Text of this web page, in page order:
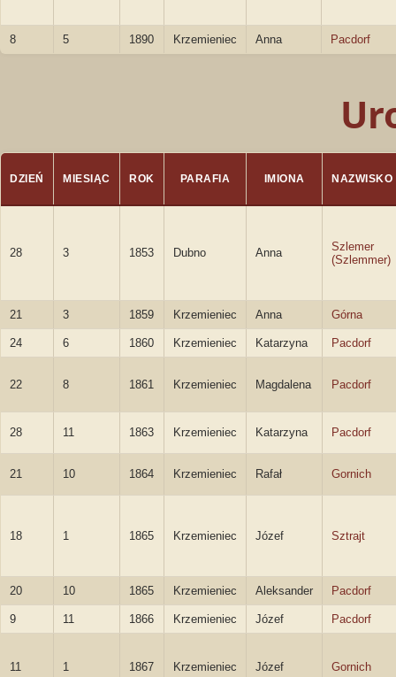
8 5 1890 Krzemieniec Anna Pacdorf
DZIEŃ MIESIĄC ROK PARAFIA IMIONA NAZWISKO
28 3 1853 Dubno Anna
Szlemer
(Szlemmer)
21 3 1859 Krzemieniec Anna Górna
24 6 1860 Krzemieniec Katarzyna Pacdorf
22 8 1861 Krzemieniec Magdalena Pacdorf
28 11 1863 Krzemieniec Katarzyna Pacdorf
21 10 1864 Krzemieniec Rafał Gornich
18 1 1865 Krzemieniec Józef Sztrajt
20 10 1865 Krzemieniec Aleksander Pacdorf
9 11 1866 Krzemieniec Józef Pacdorf
11 1 1867 Krzemieniec Józef Gornich